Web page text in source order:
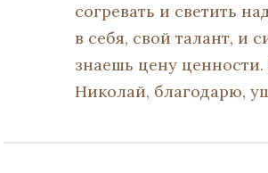
согревать и светить
в себя, свой талант, и
знаешь цену
Николай, благодарю,